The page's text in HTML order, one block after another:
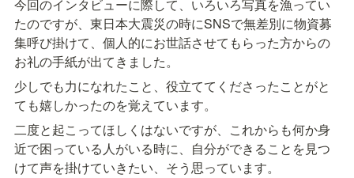
今回のインタビューに際して、いろいろ写真を漁ってい
たのですが、東日本大震災の時にSNSで無差別に物資募
集呼び掛けて、個人的にお世話させてもらった方からの
お礼の手紙が出てきました。
少しでも力になれたこと、役立ててくださったことがと
ても嬉しかったのを覚えています。
二度と起こってほしくはないですが、これからも何か身
近で困っている人がいる時に、自分ができることを見つ
けて声を掛けていきたい、そう思っています。